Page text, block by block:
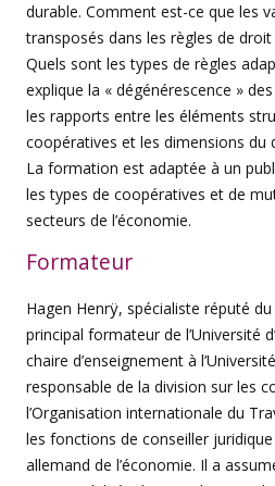
durable. Comment est-ce que les
transposés dans les règles de
Quels sont les types de règles
explique la « dégénérescence »
les rapports entre les éléments
coopératives et les dimensions du
La formation est adaptée à un
les types de coopératives et de
secteurs de l’économie.
Formateur
Hagen Henrÿ, spécialiste réputé
principal formateur de l’Université
chaire d’enseignement à
responsable de la division sur les
l’Organisation internationale du
les fonctions de conseiller
allemand de l’économie. Il a